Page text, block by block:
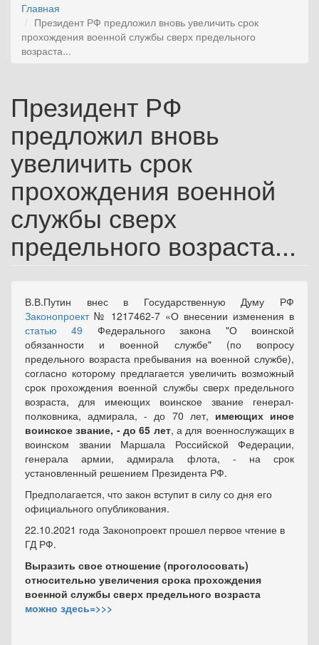
Главная
Президент РФ предложил вновь увеличить срок
прохождения военной службы сверх предельного
возраста...
Президент РФ
предложил вновь
увеличить срок
прохождения военной
службы сверх
предельного возраста...
В.В.Путин внес в Государственную Думу РФ
Законопроект№ 1217462-7 «О внесении изменения в
статью 49 Федерального закона "О воинской
обязанности и военной службе" (по вопросу
предельного возраста пребывания на военной службе),
согласно которому предлагается увеличить возможный
срок прохождения военной службы сверх предельного
возраста, для имеющих воинское звание генерал-
полковника, адмирала, - до 70 лет, имеющих иное
воинское звание, - до 65 лет, а для военнослужащих в
воинском звании Маршала Российской Федерации,
генерала армии, адмирала флота, - на срок
установленный решением Президента РФ.
Предполагается, что закон вступит в силу со дня его
официального опубликования.
22.10.2021 года Законопроект прошел первое чтение в
ГД РФ.
Выразить свое отношение (проголосовать)
относительно увеличения срока прохождения
военной службы сверх предельного возраста
можно здесь=>>>